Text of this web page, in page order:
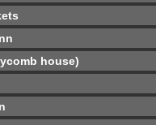
house)